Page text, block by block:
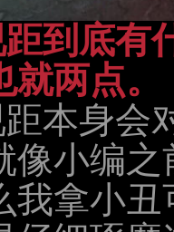
到底有
两点。
本身会
像小编
我拿小